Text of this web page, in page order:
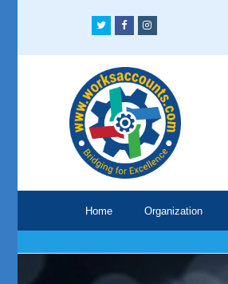
TwitterFacebook
Home Organization